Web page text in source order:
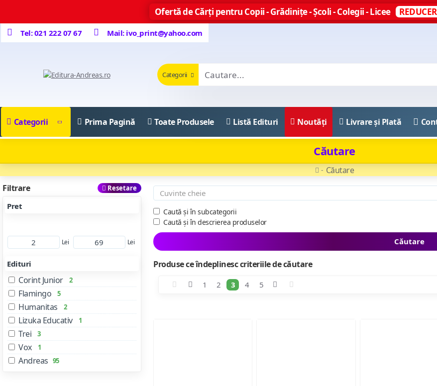
Ofertă de Cărți pentru Copii - Grădinițe - Școli - Colegii - Licee
Tel: 021 222 07 67 Mail: ivo_print@yahoo.com
Categorii
Categorii Prima Pagină Toate Produsele Listă Edituri Noutăți Livrare și Plată
Căutare
Căutare
Filtrare Resetare
Pret
Lei Lei
Edituri
Corint Junior 2
Flamingo 5
Humanitas 2
Lizuka Educativ 1
Trei 3
Vox 1
Andreas 95
Caută și în subcategorii
Caută și în descrierea produselor
Căutare
Produse ce îndeplinesc criteriile de căutare
1 2 3 4 5